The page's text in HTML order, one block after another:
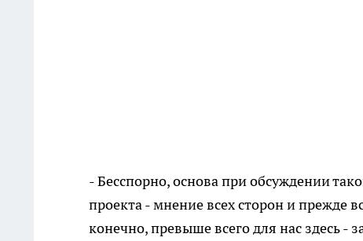
- Бесспорно, основа при обсуждении
проекта - мнение всех сторон и прежде
конечно, превыше всего для нас здесь -